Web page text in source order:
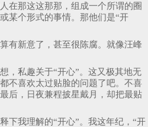
在那这这那那，组成一个所谓的圈
某个形式的事情。那他们是“开
有新意了，甚至很陈腐。就像汪峰
，私趣关于“开心”。这又极其地无
不喜欢太过贴脸的问题了吧。不喜
后，日夜兼程披星戴月，却把最贴
下我理解的“开心”。我这年纪，“开